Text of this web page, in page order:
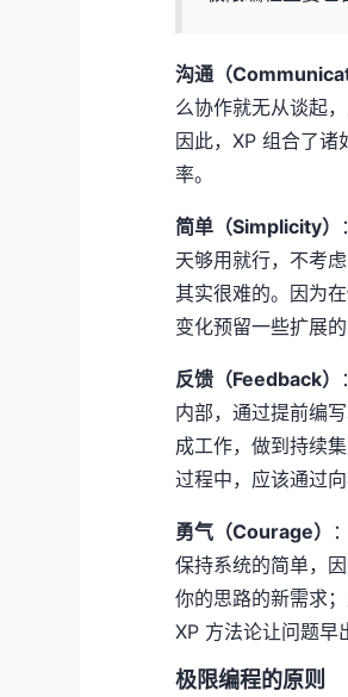
沟通（
么协作就无从谈起
因此，XP 组合了
率。
简单（Simplicity）
天够用就行，不考
其实很难的。因为
变化预留一些扩展的
反馈（Feedback）
内部，通过提前编
成工作，做到持续
过程中，应该通过
勇气（Courage）
保持系统的简单，
你的思路的新需求
XP 方法论让问题早
极限编程的原则